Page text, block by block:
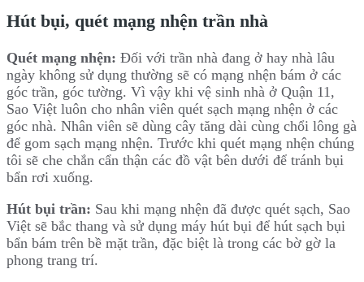
Hút bụi, quét mạng nhện trần nhà
Quét mạng nhện: Đối với trần nhà đang ở hay nhà lâu
ngày không sử dụng thường sẽ có mạng nhện bám ở các
góc trần, góc tường. Vì vậy khi vệ sinh nhà ở Quận 11,
Sao Việt luôn cho nhân viên quét sạch mạng nhện ở các
góc nhà. Nhân viên sẽ dùng cây tăng dài cùng chổi lông gà
để gom sạch mạng nhện. Trước khi quét mạng nhện chúng
tôi sẽ che chắn cẩn thận các đồ vật bên dưới để tránh bụi
bẩn rơi xuống.
Hút bụi trần: Sau khi mạng nhện đã được quét sạch, Sao
Việt sẽ bắc thang và sử dụng máy hút bụi để hút sạch bụi
bẩn bám trên bề mặt trần, đặc biệt là trong các bờ gờ la
phong trang trí.